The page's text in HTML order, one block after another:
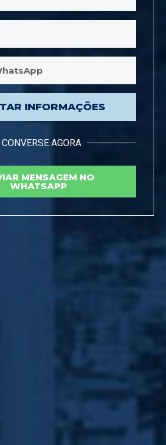
INFORMAÇÕES
AGORA
MENSAGEM NO
WHATSAPP